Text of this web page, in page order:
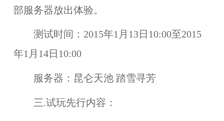
部服务器放出体验。
测试时间： 2015年1月13日10:00至2015
年1月14日10:00
服务器： 昆仑天池 踏雪寻芳
三.试玩先行内容：